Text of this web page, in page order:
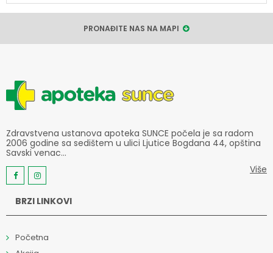
PRONAĐITE NAS NA MAPI
Zdravstvena ustanova apoteka SUNCE počela je sa radom
2006 godine sa sedištem u ulici Ljutice Bogdana 44, opština
Savski venac...
Više
BRZI LINKOVI
Početna